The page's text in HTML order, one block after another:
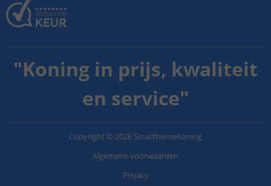
"Koning in prijs, kwaliteit
en service"
Copyright © 2026 SmarthomeKoning
Algemene voorwaarden
Privacy